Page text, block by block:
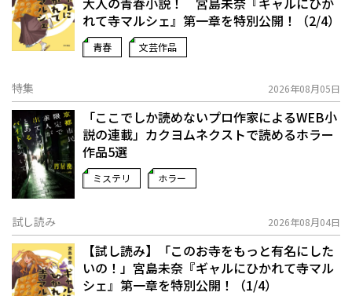
れて寺マルシェ』第一章を特別公開！（2/4）
青春 文芸作品
特集 2026年08月05日
「ここでしか読めないプロ作家によるWEB小
説の連載」――カクヨムネクストで読めるホラー
作品5選
ミステリ ホラー
試し読み 2026年08月04日
【試し読み】「このお寺をもっと有名にした
いの！」宮島未奈『ギャルにひかれて寺マル
シェ』第一章を特別公開！（1/4）